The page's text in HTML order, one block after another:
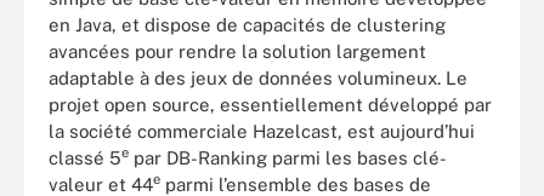
en Java, et dispose de capacités de clustering
avancées pour rendre la solution largement
adaptable à des jeux de données volumineux. Le
projet open source, essentiellement développé par
la société commerciale Hazelcast, est aujourd’hui
classé 5e par DB-Ranking parmi les bases clé-
valeur et 44e parmi l’ensemble des bases de